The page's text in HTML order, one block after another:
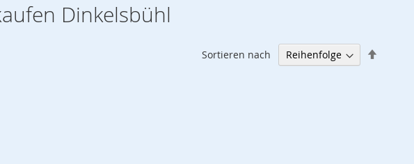
Dinkelsbühl
Sortieren nach